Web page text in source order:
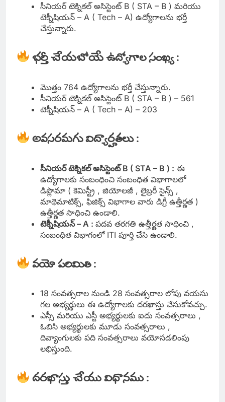
సీనియర్ టెక్నికల్ అసిస్టెంట్ B ( STA – B ) మరియు
టెక్నీషియన్ – A ( Tech – A) ఉద్యోగాలను భర్తీ
చేస్తున్నారు.
భర్తీ చేయబోయే ఉద్యోగాల సంఖ్య :
మొత్తం 764 ఉద్యోగాలను భర్తీ చేస్తున్నారు.
సీనియర్ టెక్నికల్ అసిస్టెంట్ B ( STA – B ) – 561
టెక్నీషియన్ – A ( Tech – A) – 203
అవసరమగు విద్యార్హతలు :
సీనియర్ టెక్నికల్ అసిస్టెంట్ B ( STA – B ) : ఈ
ఉద్యోగాలకు సంబంధించి సంబంధిత విభాగాలలో
డిప్లొమా ( కెమిస్ట్రీ , జియోలజీ , లైబ్రరీ సైన్స్ ,
మాథెమాటిక్స్, ఫిజిక్స్ విభాగాల వారు డిగ్రీ ఉత్తీర్ణత )
ఉత్తీర్ణత సాధించి ఉండాలి.
టెక్నీషియన్ – A : పదవ తరగతి ఉత్తీర్ణత సాధించి ,
సంబంధిత విభాగంలో ITI పూర్తి చేసి ఉండాలి.
వయో పరిమితి :
18 సంవత్సరాల నుండి 28 సంవత్సరాల లోపు వయసు
గల అభ్యర్థులు ఈ ఉద్యోగాలకు దరఖాస్తు చేసుకోవచ్చు.
ఎస్సీ మరియు ఎస్టీ అభ్యర్థులకు ఐదు సంవత్సరాలు ,
ఓబిసి అభ్యర్థులకు మూడు సంవత్సరాలు ,
దివ్యాంగులకు పది సంవత్సరాలు వయోసడలింపు
లభిస్తుంది.
దరఖాస్తు చేయు విధానము :